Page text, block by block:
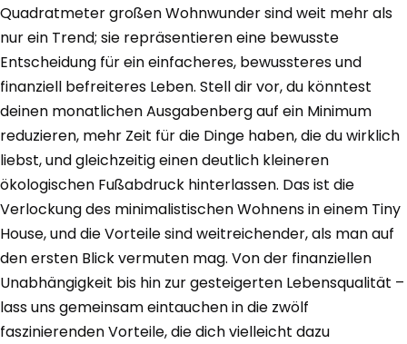
Quadratmeter großen Wohnwunder sind weit mehr als
nur ein Trend; sie repräsentieren eine bewusste
Entscheidung für ein einfacheres, bewussteres und
finanziell befreiteres Leben. Stell dir vor, du könntest
deinen monatlichen Ausgabenberg auf ein Minimum
reduzieren, mehr Zeit für die Dinge haben, die du wirklich
liebst, und gleichzeitig einen deutlich kleineren
ökologischen Fußabdruck hinterlassen. Das ist die
Verlockung des minimalistischen Wohnens in einem Tiny
House, und die Vorteile sind weitreichender, als man auf
den ersten Blick vermuten mag. Von der finanziellen
Unabhängigkeit bis hin zur gesteigerten Lebensqualität –
lass uns gemeinsam eintauchen in die zwölf
faszinierenden Vorteile, die dich vielleicht dazu